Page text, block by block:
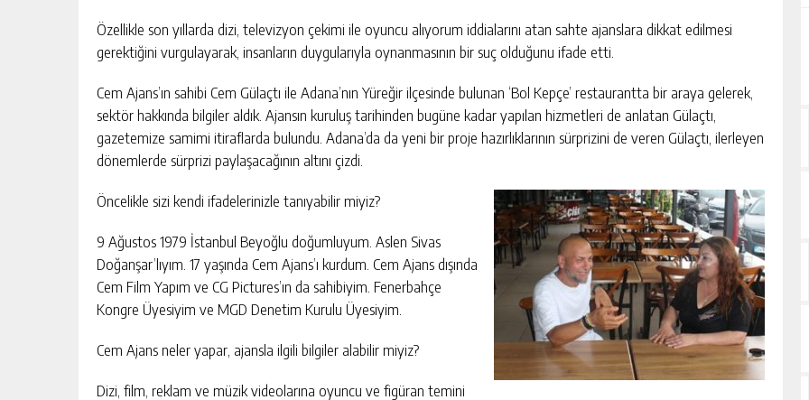
Özellikle son yıllarda dizi, televizyon çekimi ile oyuncu alıyorum iddialarını atan sahte ajanslara dikkat edilmesi
gerektiğini vurgulayarak, insanların duygularıyla oynanmasının bir suç olduğunu ifade etti.
Cem Ajans’ın sahibi Cem Gülaçtı ile Adana’nın Yüreğir ilçesinde bulunan ‘Bol Kepçe’ restaurantta bir araya gelerek,
sektör hakkında bilgiler aldık. Ajansın kuruluş tarihinden bugüne kadar yapılan hizmetleri de anlatan Gülaçtı,
gazetemize samimi itiraflarda bulundu. Adana’da da yeni bir proje hazırlıklarının sürprizini de veren Gülaçtı, ilerleyen
dönemlerde sürprizi paylaşacağının altını çizdi.
Öncelikle sizi kendi ifadelerinizle tanıyabilir miyiz?
9 Ağustos 1979 İstanbul Beyoğlu doğumluyum. Aslen Sivas
Doğanşar’lıyım. 17 yaşında Cem Ajans’ı kurdum. Cem Ajans dışında
Cem Film Yapım ve CG Pictures’ın da sahibiyim. Fenerbahçe
Kongre Üyesiyim ve MGD Denetim Kurulu Üyesiyim.
Cem Ajans neler yapar, ajansla ilgili bilgiler alabilir miyiz?
Dizi, film, reklam ve müzik videolarına oyuncu ve figüran temini